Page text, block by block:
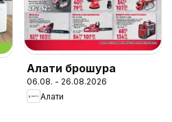
Алати брошура
06.08. - 26.08.2026
Алати